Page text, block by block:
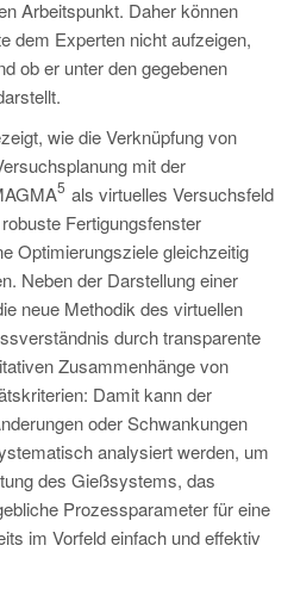
Arbeitspunkt. Daher können
dem Experten nicht aufzeigen,
ob er unter den gegebenen
wie die Verknüpfung von
mit der
5 als virtuelles Versuchsfeld
Fertigungsfenster
Optimierungsziele gleichzeitig
Neben der Darstellung einer
neue Methodik des virtuellen
durch transparente
Zusammenhänge von
Damit kann der
oder Schwankungen
analysiert werden, um
des Gießsystems, das
Prozessparameter für eine
im Vorfeld einfach und effektiv